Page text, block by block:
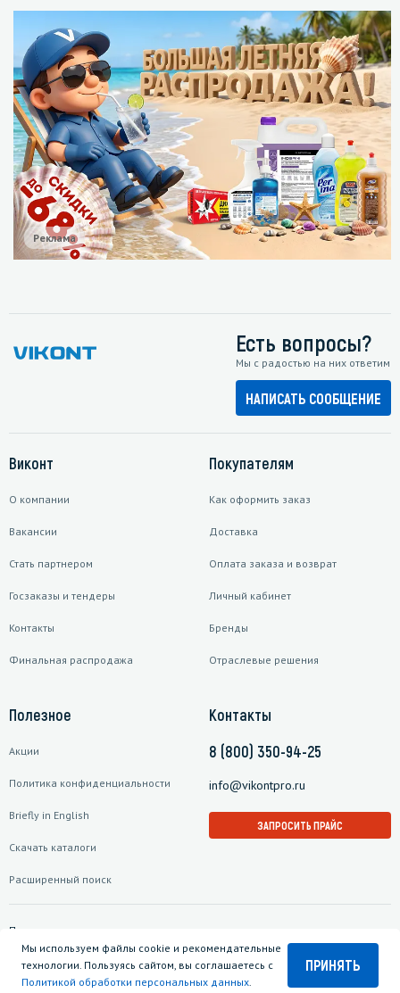
Реклама
Есть вопросы?
Мы с радостью на них ответим
НАПИСАТЬ СООБЩЕНИЕ
Виконт
О компании
Вакансии
Стать партнером
Госзаказы и тендеры
Контакты
Финальная распродажа
Покупателям
Как оформить заказ
Доставка
Оплата заказа и возврат
Личный кабинет
Бренды
Отраслевые решения
Полезное
Акции
Политика конфиденциальности
Briefly in English
Скачать каталоги
Расширенный поиск
Контакты
8 (800) 350-94-25
info@vikontpro.ru
ЗАПРОСИТЬ ПРАЙС
Подписаться на рассылку
Мы используем файлы cookie и рекомендательные
технологии. Пользуясь сайтом, вы соглашаетесь с
Политикой обработки персональных данных.
ПРИНЯТЬ